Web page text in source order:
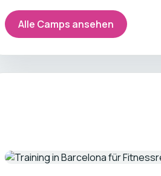
Alle Camps ansehen